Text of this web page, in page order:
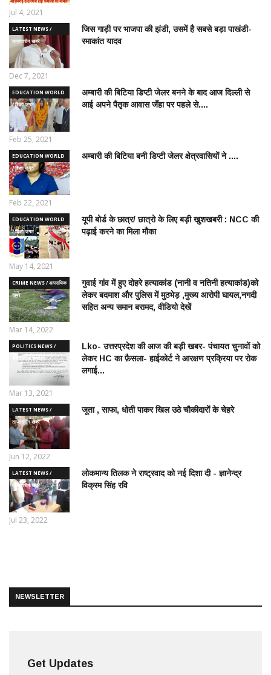
Jul 4, 2021
LATEST NEWS /
ताज़ातरीन खबरें
जिस गाड़ी पर भाजपा की झंडी, उसमें है सबसे बड़ा पाखंडी-
रमाकांत यादव
Dec 7, 2021
EDUCATION WORLD
/ शिक्षा जगत
अम्बारी की बिटिया डिप्टी जेलर बनने के बाद आज दिल्ली से
आई अपने पैतृक आवास जँहा पर पहले से....
Feb 25, 2021
EDUCATION WORLD
/ शिक्षा जगत
अम्बारी की बिटिया बनी डिप्टी जेलर क्षेत्रवासियों ने ....
Feb 22, 2021
EDUCATION WORLD
/ शिक्षा जगत
यूपी बोर्ड के छात्र/ छात्रो के लिए बड़ी खुशखबरी : NCC की
पढ़ाई करने का मिला मौका
May 14, 2021
CRIME NEWS / आपराधिक
ख़बरे
गुवाई गांव में हुए दोहरे हत्याकांड (नानी व नतिनी हत्याकांड)को
लेकर बदमाश और पुलिस में मुठभेड़ ,मुख्य आरोपी घायल,नगदी
सहित अन्य समान बरामद, वीडियो देखें
Mar 14, 2022
POLITICS NEWS /
राजनीतिक समाचार
Lko- उत्तरप्रदेश की आज की बड़ी खबर- पंचायत चुनावों को
लेकर HC का फ़ैसला- हाईकोर्ट ने आरक्षण प्रक्रिया पर रोक
लगाई...
Mar 13, 2021
LATEST NEWS /
ताज़ातरीन खबरें
जूता , साफा, धोती पाकर खिल उठे चौकीदारों के चेहरे
Jun 12, 2022
LATEST NEWS /
ताज़ातरीन खबरें
लोकमान्य तिलक ने राष्ट्रवाद को नई दिशा दी - ज्ञानेन्द्र
विक्रम सिंह रवि
Jul 23, 2022
NEWSLETTER
Get Updates